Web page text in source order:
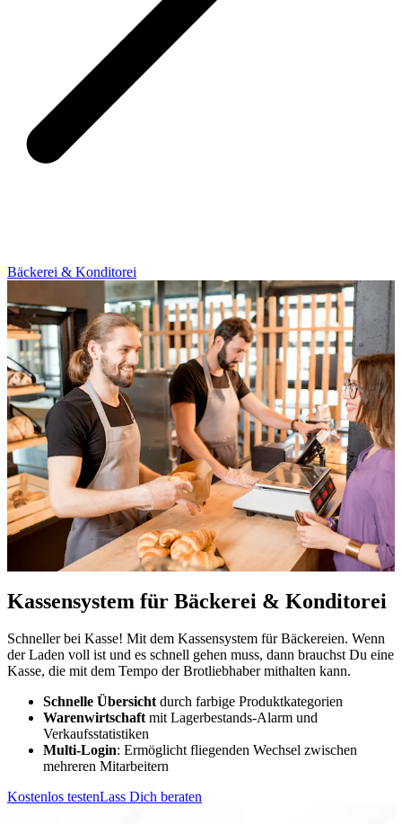
Bäckerei & Konditorei
Kassensystem für Bäckerei & Konditorei
Schneller bei Kasse! Mit dem Kassensystem für Bäckereien. Wenn
der Laden voll ist und es schnell gehen muss, dann brauchst Du eine
Kasse, die mit dem Tempo der Brotliebhaber mithalten kann.
Schnelle Übersichtdurch farbige Produktkategorien
Warenwirtschaftmit Lagerbestands-Alarm und
Verkaufsstatistiken
Multi-Login: Ermöglicht fliegenden Wechsel zwischen
mehreren Mitarbeitern
Kostenlos testenLass Dich beraten